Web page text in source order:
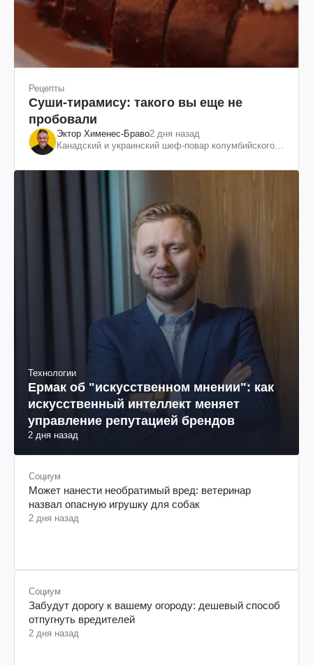
Рецепты
Суши-тирамису: такого вы еще не
пробовали
Эктор Хименес-Браво2 дня назад
Канадский и украинский шеф-повар колумбийского
Технологии
Ермак об "искусственном мнении": как
искусственный интеллект меняет
управление репутацией брендов
2 дня назад
Социум
Может нанести необратимый вред: ветеринар
назвал опасную игрушку для собак
2 дня назад
Социум
Забудут дорогу к вашему огороду: дешевый способ
отпугнуть вредителей
2 дня назад